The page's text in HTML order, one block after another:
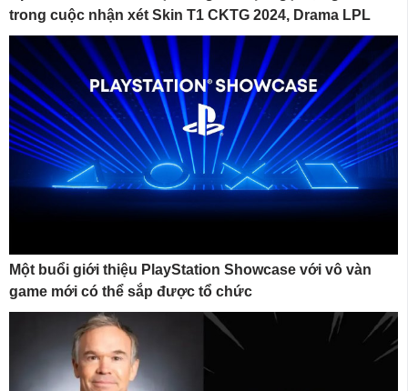
trong cuộc nhận xét Skin T1 CKTG 2024, Drama LPL
Một buổi giới thiệu PlayStation Showcase với vô vàn
game mới có thể sắp được tổ chức